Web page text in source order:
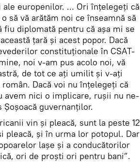
europenilor. ... Ori înțelegeți că
să vă arătăm noi ce înseamnă să
fiu diplomată pentru că așa mi se
țară și acest popor. Dacă
constituționale în CSAT-
noi v-am pus acolo noi, vă
de tot ce ați umilit și v-ați
Dacă voi nu înțelegeți că
avem nici o implicare, rușii nu ne-
guvernanților.
vin și pleacă, sunt la peste 12
pleacă, și în urma lor potopul. Dar
lașe și a conducătorilor
ori de proști ori pentru bani”.